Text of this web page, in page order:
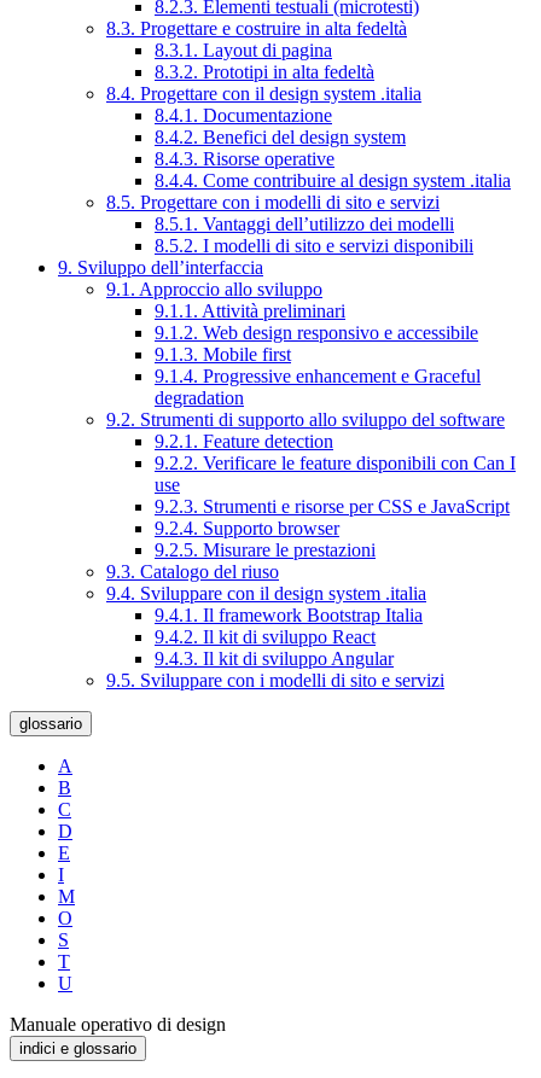
8.2.3. Elementi testuali (microtesti)
8.3. Progettare e costruire in alta fedeltà
8.3.1. Layout di pagina
8.3.2. Prototipi in alta fedeltà
8.4. Progettare con il design system .italia
8.4.1. Documentazione
8.4.2. Benefici del design system
8.4.3. Risorse operative
8.4.4. Come contribuire al design system .italia
8.5. Progettare con i modelli di sito e servizi
8.5.1. Vantaggi dell’utilizzo dei modelli
8.5.2. I modelli di sito e servizi disponibili
9. Sviluppo dell’interfaccia
9.1. Approccio allo sviluppo
9.1.1. Attività preliminari
9.1.2. Web design responsivo e accessibile
9.1.3. Mobile first
9.1.4. Progressive enhancement e Graceful
degradation
9.2. Strumenti di supporto allo sviluppo del software
9.2.1. Feature detection
9.2.2. Verificare le feature disponibili con Can I
use
9.2.3. Strumenti e risorse per CSS e JavaScript
9.2.4. Supporto browser
9.2.5. Misurare le prestazioni
9.3. Catalogo del riuso
9.4. Sviluppare con il design system .italia
9.4.1. Il framework Bootstrap Italia
9.4.2. Il kit di sviluppo React
9.4.3. Il kit di sviluppo Angular
9.5. Sviluppare con i modelli di sito e servizi
glossario
A
B
C
D
E
I
M
O
S
T
U
Manuale operativo di design
indici e glossario